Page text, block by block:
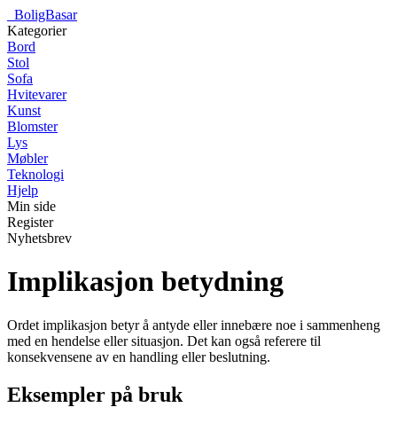
BoligBasar
Kategorier
Bord
Stol
Sofa
Hvitevarer
Kunst
Blomster
Lys
Møbler
Teknologi
Hjelp
Min side
Register
Nyhetsbrev
Implikasjon betydning
Ordet implikasjon betyr å antyde eller innebære noe i sammenheng
med en hendelse eller situasjon. Det kan også referere til
konsekvensene av en handling eller beslutning.
Eksempler på bruk